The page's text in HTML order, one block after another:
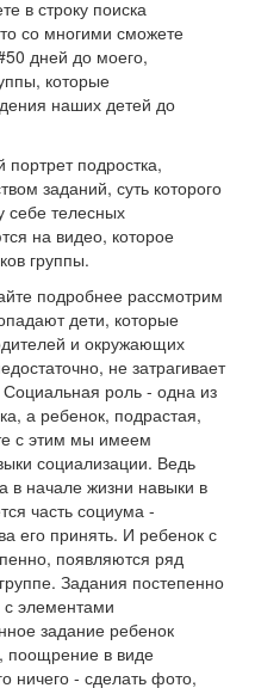
в строку поиска
со многими сможете
дней до моего,
которые
наших детей до
портрет подростка,
заданий, суть которого
себе телесных
на видео, которое
группы.
подробнее рассмотрим
дети, которые
и окружающих
не затрагивает
роль - одна из
а ребенок, подрастая,
с этим мы имеем
социализации. Ведь
в начале жизни навыки в
часть социума -
его принять. И ребенок с
появляются ряд
Задания постепенно
элементами
задание ребенок
поощрение в виде
ничего - сделать фото,